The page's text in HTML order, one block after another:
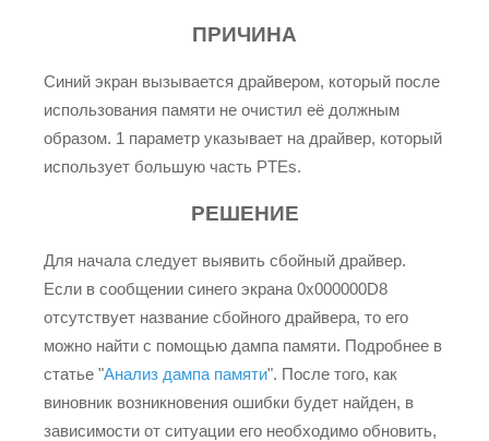
ПРИЧИНА
Синий экран вызывается драйвером, который после
использования памяти не очистил её должным
образом. 1 параметр указывает на драйвер, который
использует большую часть PTEs.
РЕШЕНИЕ
Для начала следует выявить сбойный драйвер.
Если в сообщении синего экрана 0x000000D8
отсутствует название сбойного драйвера, то его
можно найти с помощью дампа памяти. Подробнее в
статье "Анализ дампа памяти". После того, как
виновник возникновения ошибки будет найден, в
зависимости от ситуации его необходимо обновить,